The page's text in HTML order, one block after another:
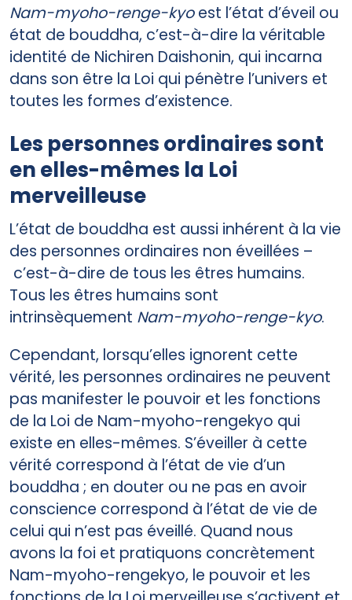
Nam-myoho-renge-kyoest l’état d’éveil ou
état de bouddha, c’est-à-dire la véritable
identité de Nichiren Daishonin, qui incarna
dans son être la Loi qui pénètre l’univers et
toutes les formes d’existence.
Les personnes ordinaires sont
en elles-mêmes la Loi
merveilleuse
L’état de bouddha est aussi inhérent à la vie
des personnes ordinaires non éveillées –
c’est-à-dire de tous les êtres humains.
Tous les êtres humains sont
intrinsèquement Nam-myoho-renge-kyo.
Cependant, lorsqu’elles ignorent cette
vérité, les personnes ordinaires ne peuvent
pas manifester le pouvoir et les fonctions
de la Loi de Nam-myoho-rengekyo qui
existe en elles-mêmes. S’éveiller à cette
vérité correspond à l’état de vie d’un
bouddha ; en douter ou ne pas en avoir
conscience correspond à l’état de vie de
celui qui n’est pas éveillé. Quand nous
avons la foi et pratiquons concrètement
Nam-myoho-rengekyo, le pouvoir et les